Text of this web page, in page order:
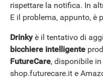
rispettare la notifica. In
E il problema, appunto, è
Drinkyè il tentativo di
bicchiere intelligente
FutureCare, disponibile
shop.futurecare.it e